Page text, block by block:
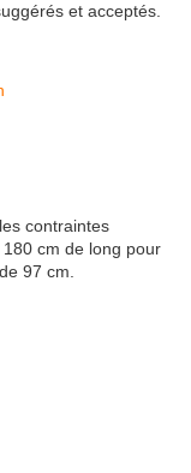
et acceptés.
contraintes
cm de long pour
97 cm.